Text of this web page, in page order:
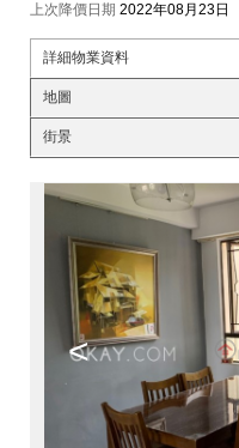
上次降價日期 2022年08月23日
詳細物業資料
地圖
街景
<